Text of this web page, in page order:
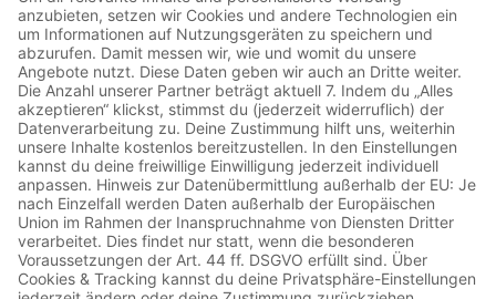
Jetzt in der App abspielen